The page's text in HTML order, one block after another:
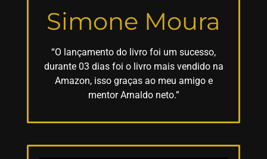
Simone Moura
“O lançamento do livro foi um sucesso,
durante 03 dias foi o livro mais vendido na
Amazon, isso graças ao meu amigo e
mentor Arnaldo neto.”